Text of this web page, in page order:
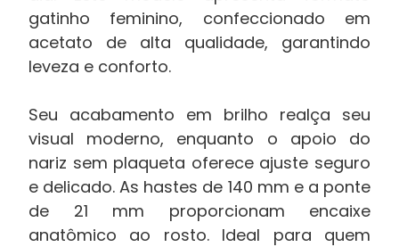
gatinho feminino, confeccionado em
acetato de alta qualidade, garantindo
leveza e conforto.
Seu acabamento em brilho realça seu
visual moderno, enquanto o apoio do
nariz sem plaqueta oferece ajuste seguro
e delicado. As hastes de 140 mm e a ponte
de 21 mm proporcionam encaixe
anatômico ao rosto. Ideal para quem